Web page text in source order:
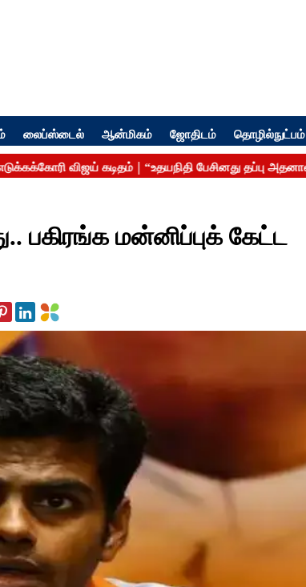
லைப்ஸ்டைல் ஆன்மிகம் ஜோதிடம் தொழில்நுட்பம்
பகிரங்க மன்னிப்புக் கேட்ட